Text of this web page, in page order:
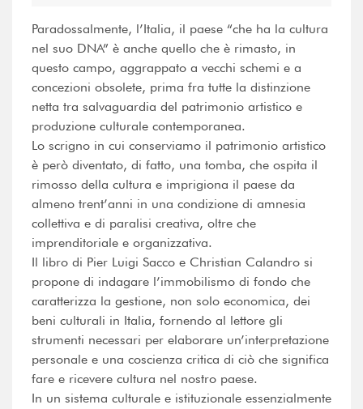
Paradossalmente, l’Italia, il paese “che ha la cultura
nel suo DNA” è anche quello che è rimasto, in
questo campo, aggrappato a vecchi schemi e a
concezioni obsolete, prima fra tutte la distinzione
netta tra salvaguardia del patrimonio artistico e
produzione culturale contemporanea.
Lo scrigno in cui conserviamo il patrimonio artistico
è però diventato, di fatto, una tomba, che ospita il
rimosso della cultura e imprigiona il paese da
almeno trent’anni in una condizione di amnesia
collettiva e di paralisi creativa, oltre che
imprenditoriale e organizzativa.
Il libro di Pier Luigi Sacco e Christian Calandro si
propone di indagare l’immobilismo di fondo che
caratterizza la gestione, non solo economica, dei
beni culturali in Italia, fornendo al lettore gli
strumenti necessari per elaborare un’interpretazione
personale e una coscienza critica di ciò che significa
fare e ricevere cultura nel nostro paese.
In un sistema culturale e istituzionale essenzialmente